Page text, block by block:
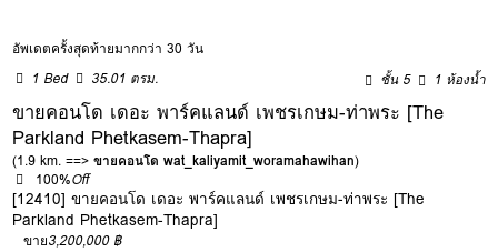
อัพเดตครั้งสุดท้ายมากกว่า 30 วัน
1 Bed
35.01 ตรม. ชั้น 5 1 ห้องน้ำ
ขายคอนโด เดอะ พาร์คแลนด์ เพชรเกษม-ท่าพระ [The
Parkland Phetkasem-Thapra]
(1.9 km. ==>ขายคอนโด wat_kaliyamit_woramahawihan)
100%Off
[12410] ขายคอนโด เดอะ พาร์คแลนด์ เพชรเกษม-ท่าพระ [The
Parkland Phetkasem-Thapra]
ขาย3,200,000 ฿